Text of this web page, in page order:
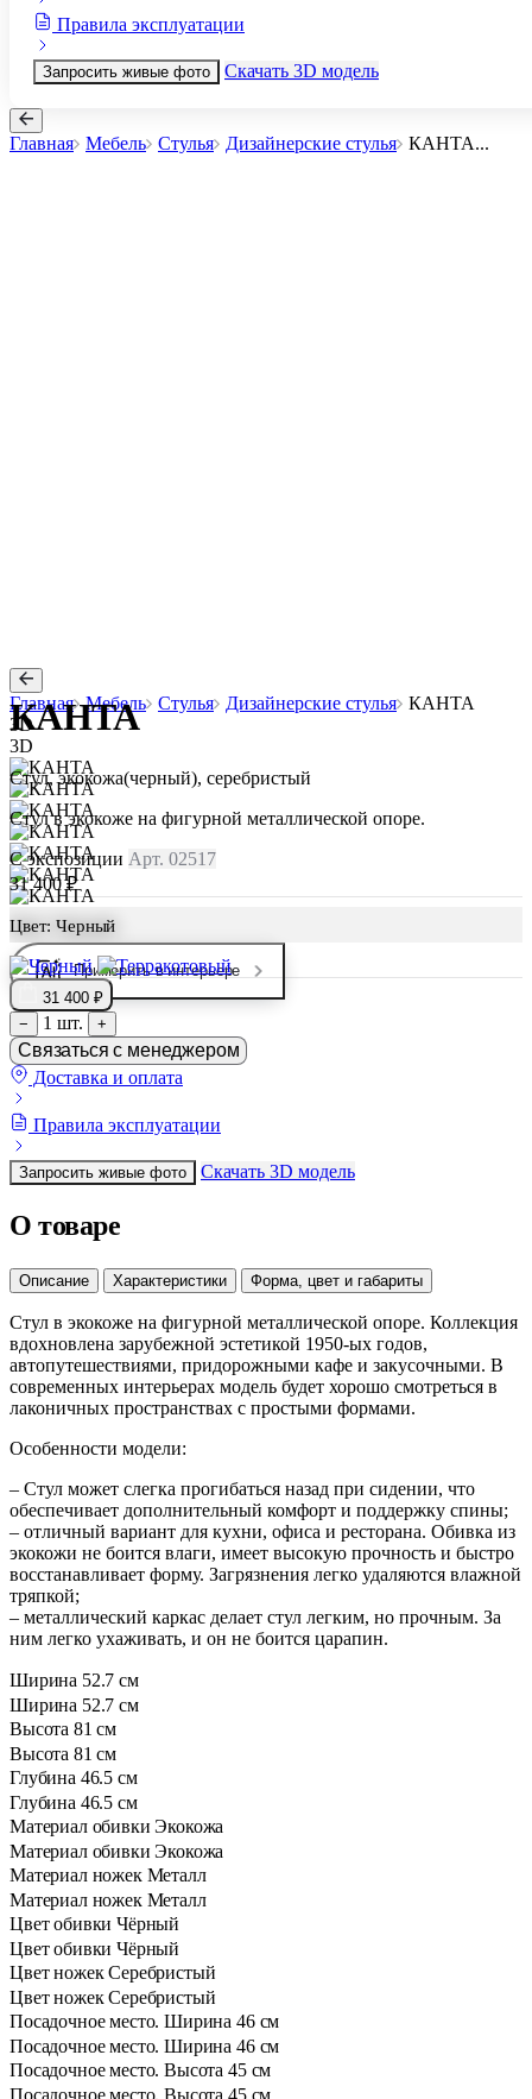
Правила эксплуатации
Запросить живые фото Скачать 3D модель
Главная Мебель Стулья Дизайнерские стулья КАНТА...
Главная Мебель Стулья Дизайнерские стулья КАНТА
3D
3D
Примерить в интерьере
КАНТА
Стул, экокожа(черный), серебристый
Стул в экокоже на фигурной металлической опоре.
С экспозиции Арт. 02517
31 400 ₽
Цвет: Черный
31 400 ₽
−
1 шт. +
Связаться с менеджером
Доставка и оплата
Правила эксплуатации
Запросить живые фото Скачать 3D модель
О товаре
Описание Характеристики Форма, цвет и габариты
Стул в экокоже на фигурной металлической опоре. Коллекция
вдохновлена зарубежной эстетикой 1950-ых годов,
автопутешествиями, придорожными кафе и закусочными. В
современных интерьерах модель будет хорошо смотреться в
лаконичных пространствах с простыми формами.
Особенности модели:
– Стул может слегка прогибаться назад при сидении, что
обеспечивает дополнительный комфорт и поддержку спины;
– отличный вариант для кухни, офиса и ресторана. Обивка из
экокожи не боится влаги, имеет высокую прочность и быстро
восстанавливает форму. Загрязнения легко удаляются влажной
тряпкой;
– металлический каркас делает стул легким, но прочным. За
ним легко ухаживать, и он не боится царапин.
Ширина 52.7 см
Ширина 52.7 см
Высота 81 см
Высота 81 см
Глубина 46.5 см
Глубина 46.5 см
Материал обивки Экокожа
Материал обивки Экокожа
Материал ножек Металл
Материал ножек Металл
Цвет обивки Чёрный
Цвет обивки Чёрный
Цвет ножек Серебристый
Цвет ножек Серебристый
Посадочное место. Ширина 46 см
Посадочное место. Ширина 46 см
Посадочное место. Высота 45 см